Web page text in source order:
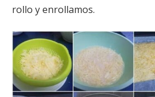
rollo y enrollamos.